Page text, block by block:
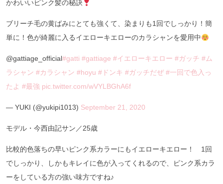
かわいいピンク髪の秘訣
ブリーチ毛の黄ばみにとても強くて、染まりも1回でしっかり！簡
単に！色が綺麗に入るイエローキエローのカラシャンを愛用中
@gattiage_official#gatti #gattiage #イエローキエロー #ガッチ #ム
ラシャン #カラシャン #hoyu #ドンキ #ガッチだぜ #一回で色入っ
たよ #最強 pic.twitter.com/wVYLBGhA6f
— YUKI (@yukipi1013) September 21, 2020
モデル・今西由記サン／25歳
比較的色落ちの早いピンク系カラーにもイエローキエロー！ 1回
でしっかり、しかもキレイに色が入ってくれるので、ピンク系カラ
ーをしている方の強い味方ですね♪